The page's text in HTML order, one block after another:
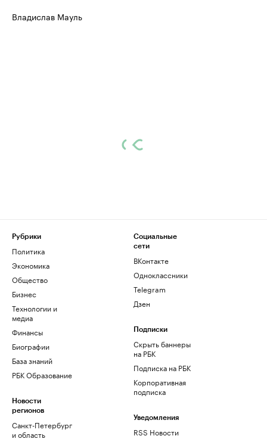
Владислав Мауль
Рубрики
Политика
Экономика
Общество
Бизнес
Технологии и
медиа
Финансы
Биографии
База знаний
РБК Образование
Новости
регионов
Санкт-Петербург
и область
Социальные
сети
ВКонтакте
Одноклассники
Telegram
Дзен
Подписки
Скрыть баннеры
на РБК
Подписка на РБК
Корпоративная
подписка
Уведомления
RSS Новости